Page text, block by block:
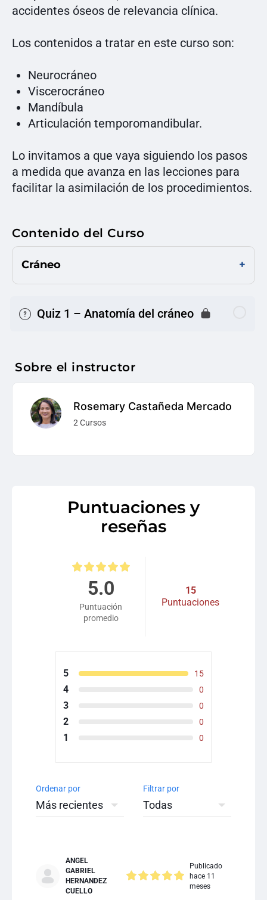
accidentes óseos de relevancia clínica.
Los contenidos a tratar en este curso son:
Neurocráneo
Viscerocráneo
Mandíbula
Articulación temporomandibular.
Lo invitamos a que vaya siguiendo los pasos
a medida que avanza en las lecciones para
facilitar la asimilación de los procedimientos.
Contenido del Curso
Cráneo
Quiz 1 – Anatomía del cráneo
Sobre el instructor
Rosemary Castañeda Mercado
2 Cursos
Puntuaciones y
reseñas
5.0
Puntuación
promedio
15
Puntuaciones
5 15
4 0
3 0
2 0
1 0
Ordenar por Filtrar por
ANGEL
GABRIEL
HERNANDEZ
CUELLO
Publicado
hace 11
meses